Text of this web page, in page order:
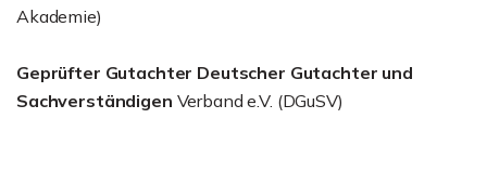
Akademie)
Geprüfter Gutachter Deutscher Gutachter und
Sachverständigen Verband e.V. (DGuSV)